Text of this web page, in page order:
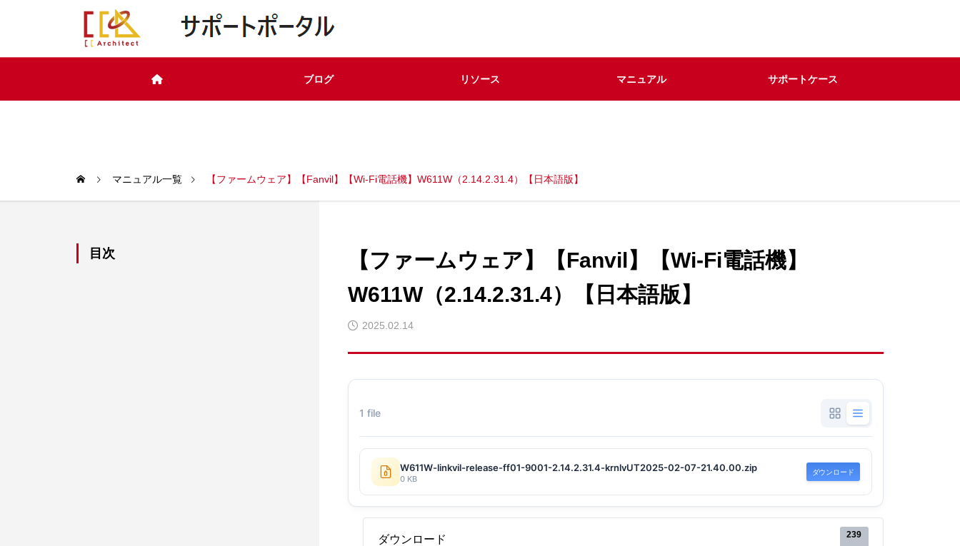
ブログ リソース マニュアル サポートケース
マニュアル一覧 【ファームウェア】【Fanvil】【Wi-Fi電話機】W611W（2.14.2.31.4）【日本語版】
【ファームウェア】【Fanvil】【Wi-Fi電話機】
W611W（2.14.2.31.4）【日本語版】
2025.02.14
1 file
W611W-linkvil-release-ff01-9001-2.14.2.31.4-krnlvUT2025-02-07-21.40.00.zip
0 KB
ダウンロード
ダウンロード 239
目次